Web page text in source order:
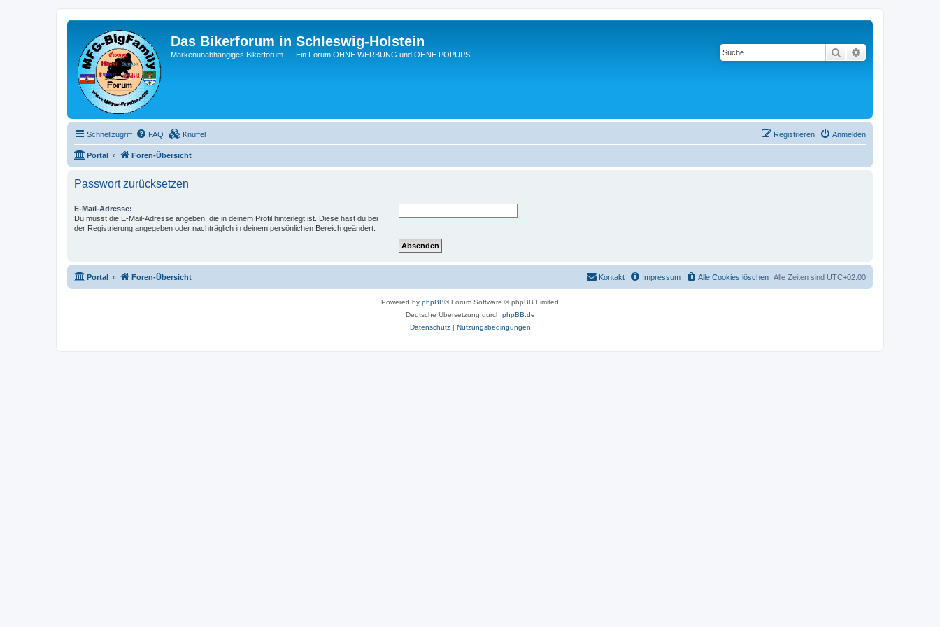
Das Bikerforum in Schleswig-Holstein
Markenunabhängiges Bikerforum --- Ein Forum OHNE WERBUNG und OHNE POPUPS Suche
Schnellzugriff FAQ Knuffel Anmelden
Registrieren
Portal Foren-Übersicht
Passwort zurücksetzen
E-Mail-Adresse:
Du musst die E-Mail-Adresse angeben, die in deinem Profil hinterlegt ist. Diese hast du bei
der Registrierung angegeben oder nachträglich in deinem persönlichen Bereich geändert.
Portal Foren-Übersicht Alle Zeiten sind UTC+02:00
Alle Cookies löschen
Impressum
Kontakt
Powered by phpBB® Forum Software © phpBB Limited
Deutsche Übersetzung durch phpBB.de
Datenschutz| Nutzungsbedingungen